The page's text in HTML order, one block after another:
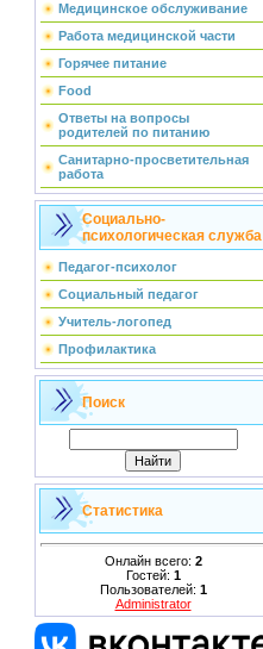
Медицинское обслуживание
Работа медицинской части
Горячее питание
Food
Ответы на вопросы
родителей по питанию
Санитарно-просветительная
работа
Социально-
психологическая служба
Педагог-психолог
Социальный педагог
Учитель-логопед
Профилактика
Поиск
Статистика
Онлайн всего: 2
Гостей: 1
Пользователей: 1
Administrator